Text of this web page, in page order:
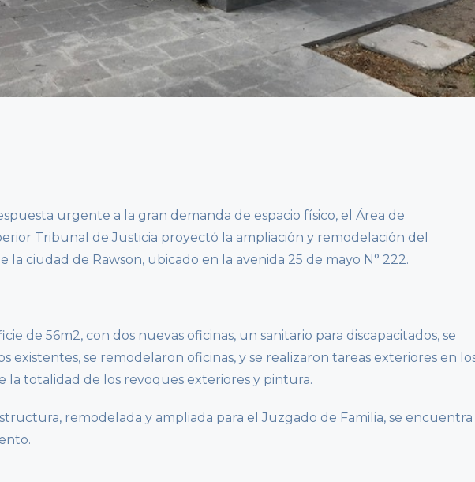
urgente a la gran demanda de espacio físico, el Área de
Tribunal de Justicia proyectó la ampliación y remodelación del
la ciudad de Rawson, ubicado en la avenida 25 de mayo N° 222.
de 56m2, con dos nuevas oficinas, un sanitario para discapacitados, se
existentes, se remodelaron oficinas, y se realizaron tareas exteriores en
la totalidad de los revoques exteriores y pintura.
remodelada y ampliada para el Juzgado de Familia, se encuentra